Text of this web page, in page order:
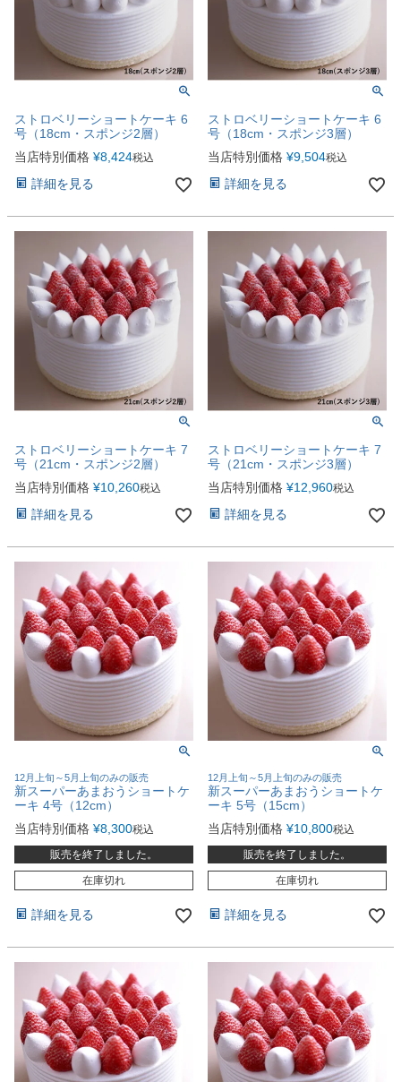
ストロベリーショートケーキ 6
号（18cm・スポンジ2層）
当店特別価格 ¥8,424税込
詳細を見る
ストロベリーショートケーキ 6
号（18cm・スポンジ3層）
当店特別価格 ¥9,504税込
詳細を見る
ストロベリーショートケーキ 7
号（21cm・スポンジ2層）
当店特別価格 ¥10,260税込
詳細を見る
ストロベリーショートケーキ 7
号（21cm・スポンジ3層）
当店特別価格 ¥12,960税込
詳細を見る
12月上旬～5月上旬のみの販売
新スーパーあまおうショートケ
ーキ 4号（12cm）
当店特別価格 ¥8,300税込
販売を終了しました。
在庫切れ
詳細を見る
12月上旬～5月上旬のみの販売
新スーパーあまおうショートケ
ーキ 5号（15cm）
当店特別価格 ¥10,800税込
販売を終了しました。
在庫切れ
詳細を見る